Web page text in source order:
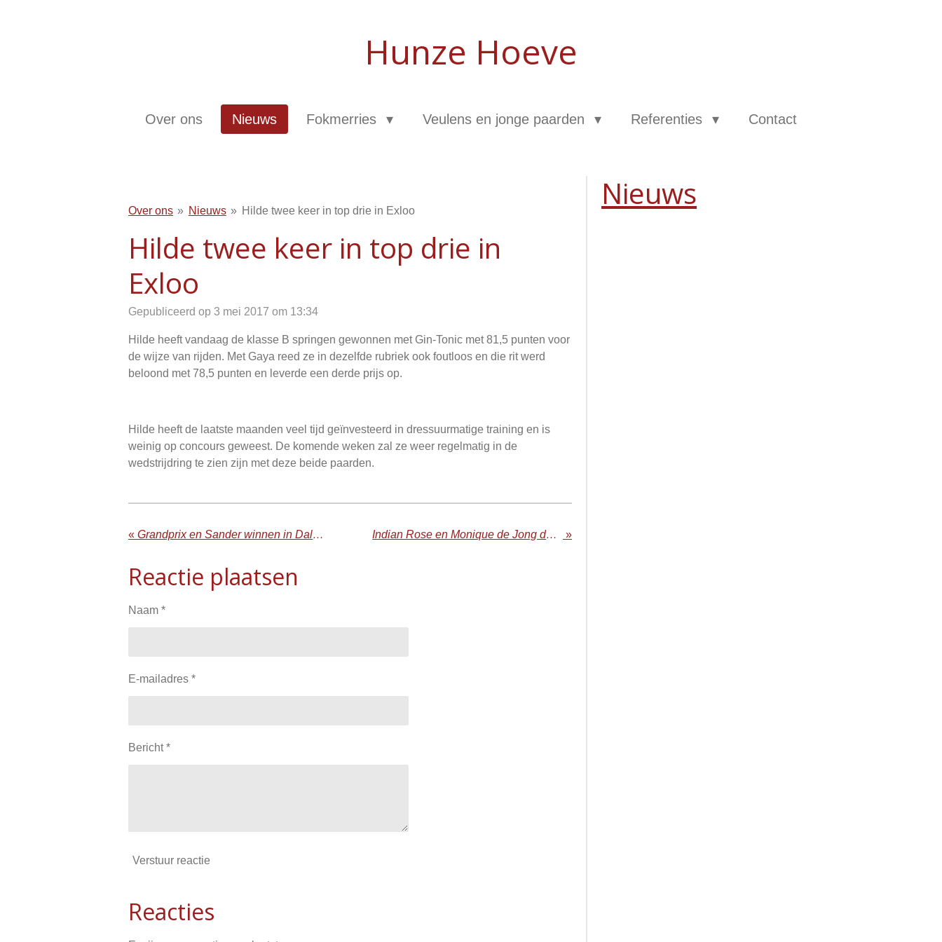
Hunze Hoeve
Over ons Nieuws Fokmerries Veulens en jonge paarden Referenties Contact
Over ons » Nieuws » Hilde twee keer in top drie in Exloo
Hilde twee keer in top drie in
Exloo
Gepubliceerd op 3 mei 2017 om 13:34
Hilde heeft vandaag de klasse B springen gewonnen met Gin-Tonic met 81,5 punten voor
de wijze van rijden. Met Gaya reed ze in dezelfde rubriek ook foutloos en die rit werd
beloond met 78,5 punten en leverde een derde prijs op.
Hilde heeft de laatste maanden veel tijd geïnvesteerd in dressuurmatige training en is
weinig op concours geweest. De komende weken zal ze weer regelmatig in de
wedstrijdring te zien zijn met deze beide paarden.
« Grandprix en Sander winnen in Dalerveen Indian Rose en Monique de Jong derde in finale kwaliteitsbeoordeling »
Reactie plaatsen
Naam *
E-mailadres *
Bericht *
Verstuur reactie
Reacties
Nieuws